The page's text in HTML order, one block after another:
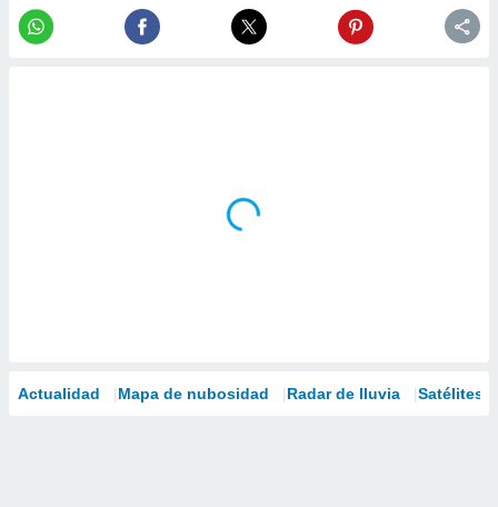
Actualidad Mapa de nubosidad Radar de lluvia Satélites